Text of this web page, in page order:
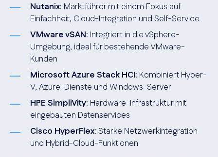
Nutanix: Marktführer mit einem Fokus auf
Einfachheit, Cloud-Integration und Self-Service
VMware vSAN: Integriert in die vSphere-
Umgebung, ideal für bestehende VMware-
Kunden
Microsoft Azure Stack HCI: Kombiniert Hyper-
V, Azure-Dienste und Windows-Server
HPE SimpliVity: Hardware-Infrastruktur mit
eingebauten Datenservices
Cisco HyperFlex: Starke Netzwerkintegration
und Hybrid-Cloud-Funktionen